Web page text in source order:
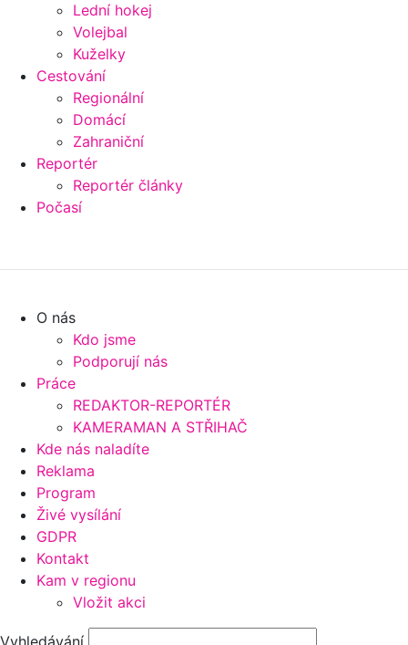
Lední hokej
Volejbal
Kuželky
Cestování
Regionální
Domácí
Zahraniční
Reportér
Reportér články
Počasí
O nás
Kdo jsme
Podporují nás
Práce
REDAKTOR-REPORTÉR
KAMERAMAN A STŘIHAČ
Kde nás naladíte
Reklama
Program
Živé vysílání
GDPR
Kontakt
Kam v regionu
Vložit akci
Vyhledávání